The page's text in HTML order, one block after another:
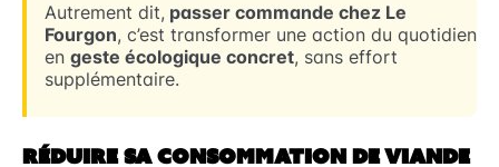
Autrement dit, passer commande chez Le
Fourgon, c’est transformer une action du quotidien
en geste écologique concret, sans effort
supplémentaire.
RÉDUIRE SA CONSOMMATION DE VIANDE